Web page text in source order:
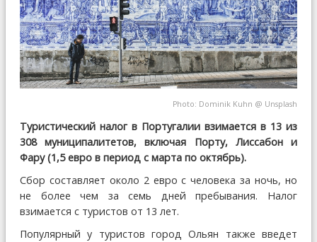
Photo: Dominik Kuhn @ Unsplash
Туристический налог в Португалии взимается в 13 из
308 муниципалитетов, включая Порту, Лиссабон и
Фару (1,5 евро в период с марта по октябрь).
Сбор составляет около 2 евро с человека за ночь, но
не более чем за семь дней пребывания. Налог
взимается с туристов от 13 лет.
Популярный у туристов город Ольян также введет